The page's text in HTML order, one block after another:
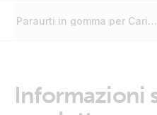
Paraurti in gomma per
Informazioni